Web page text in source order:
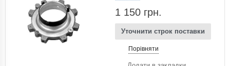
1 150 грн.
Уточнити строк поставки
Порівняти